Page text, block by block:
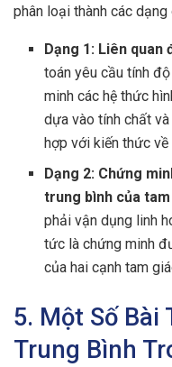
phân loại thành các dạng
Dạng 1: Liên quan
toán yêu cầu tính
minh các hệ thức
dựa vào tính chất
hợp với kiến thức
Dạng 2: Chứng
trung bình của
phải vận dụng linh
tức là chứng minh
của hai cạnh tam
5. Một Số Bài
Trung Bình